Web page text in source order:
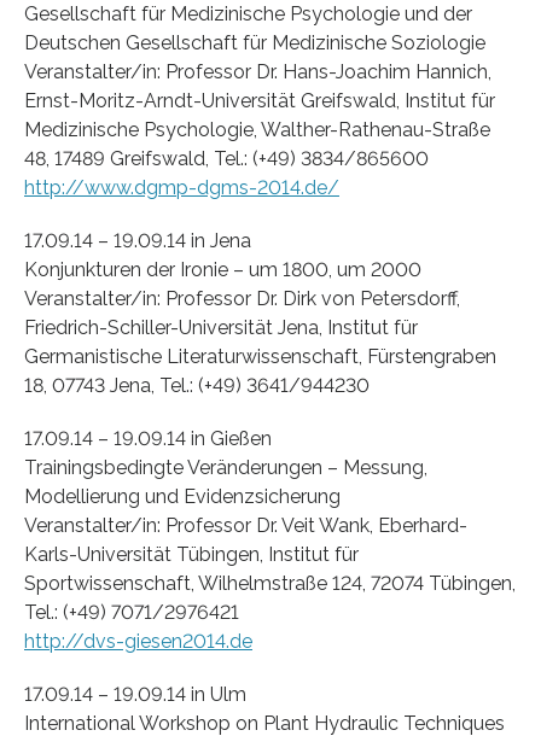
Gesellschaft für Medizinische Psychologie und der
Deutschen Gesellschaft für Medizinische Soziologie
Veranstalter/in: Professor Dr. Hans-Joachim Hannich,
Ernst-Moritz-Arndt-Universität Greifswald, Institut für
Medizinische Psychologie, Walther-Rathenau-Straße
48, 17489 Greifswald, Tel.: (+49) 3834/865600
http://www.dgmp-dgms-2014.de/
17.09.14 – 19.09.14 in Jena
Konjunkturen der Ironie – um 1800, um 2000
Veranstalter/in: Professor Dr. Dirk von Petersdorff,
Friedrich-Schiller-Universität Jena, Institut für
Germanistische Literaturwissenschaft, Fürstengraben
18, 07743 Jena, Tel.: (+49) 3641/944230
17.09.14 – 19.09.14 in Gießen
Trainingsbedingte Veränderungen – Messung,
Modellierung und Evidenzsicherung
Veranstalter/in: Professor Dr. Veit Wank, Eberhard-
Karls-Universität Tübingen, Institut für
Sportwissenschaft, Wilhelmstraße 124, 72074 Tübingen,
Tel.: (+49) 7071/2976421
http://dvs-giesen2014.de
17.09.14 – 19.09.14 in Ulm
International Workshop on Plant Hydraulic Techniques